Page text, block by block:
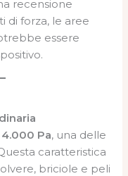
recensione
di forza, le aree
essere
4.000 Pa, una delle
caratteristica
briciole e peli